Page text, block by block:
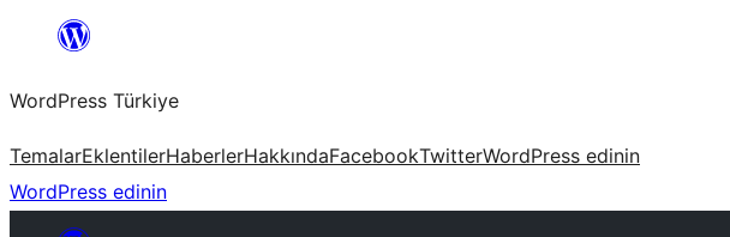
İçeriğe
WordPress Türkiye
TemalarEklentilerHaberlerHakkındaFacebookTwitterWordPress edinin
WordPress edinin